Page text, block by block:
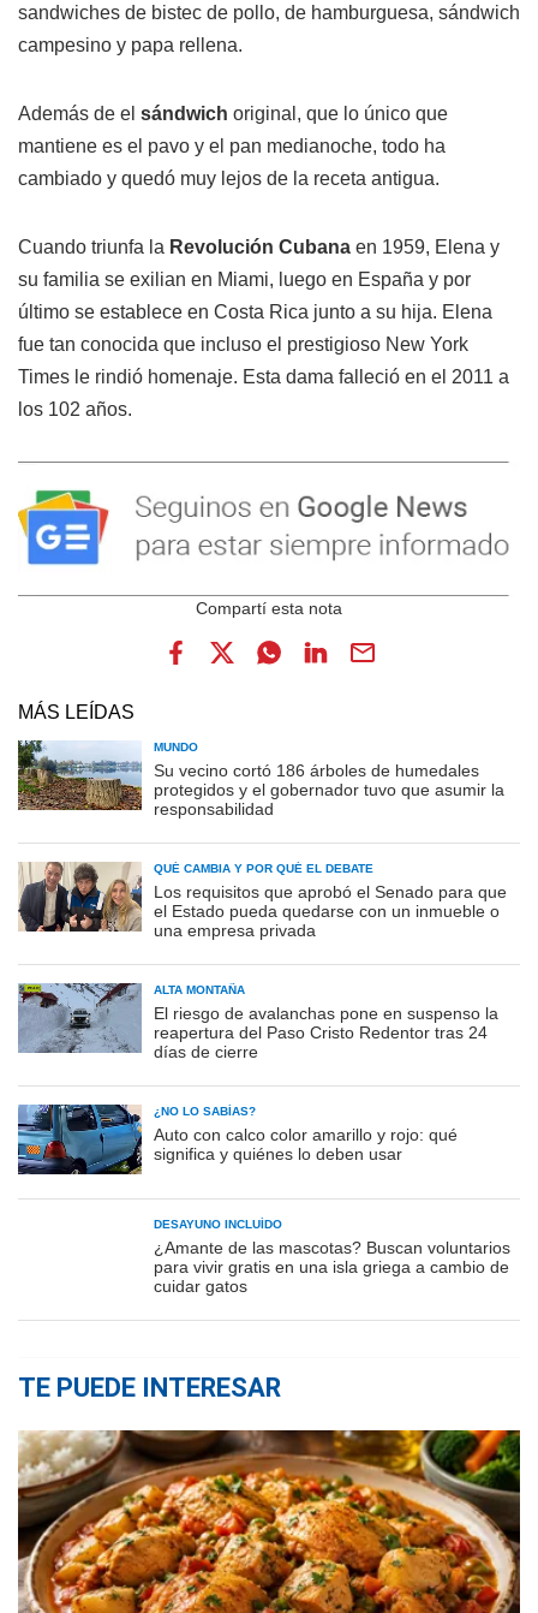
sandwiches de bistec de pollo, de hamburguesa, sándwich
campesino y papa rellena.
Además de el sándwich original, que lo único que
mantiene es el pavo y el pan medianoche, todo ha
cambiado y quedó muy lejos de la receta antigua.
Cuando triunfa la Revolución Cubana en 1959, Elena y
su familia se exilian en Miami, luego en España y por
último se establece en Costa Rica junto a su hija. Elena
fue tan conocida que incluso el prestigioso New York
Times le rindió homenaje. Esta dama falleció en el 2011 a
los 102 años.
MÁS LEÍDAS
MUNDO
Su vecino cortó 186 árboles de humedales
protegidos y el gobernador tuvo que asumir la
responsabilidad
QUÉ CAMBIA Y POR QUÉ EL DEBATE
Los requisitos que aprobó el Senado para que
el Estado pueda quedarse con un inmueble o
una empresa privada
ALTA MONTAÑA
El riesgo de avalanchas pone en suspenso la
reapertura del Paso Cristo Redentor tras 24
días de cierre
¿NO LO SABÍAS?
Auto con calco color amarillo y rojo: qué
significa y quiénes lo deben usar
DESAYUNO INCLUÍDO
¿Amante de las mascotas? Buscan voluntarios
para vivir gratis en una isla griega a cambio de
cuidar gatos
TE PUEDE INTERESAR